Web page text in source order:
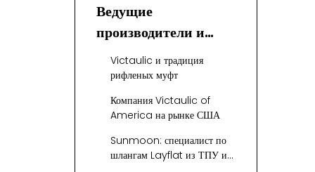
Ведущие
производители и
поставщики муфт
VIC в Америке
Victaulic и традиция
рифленых муфт
Компания Victaulic of
America на рынке США
Sunmoon: специалист по
шлангам Layflat из ТПУ и